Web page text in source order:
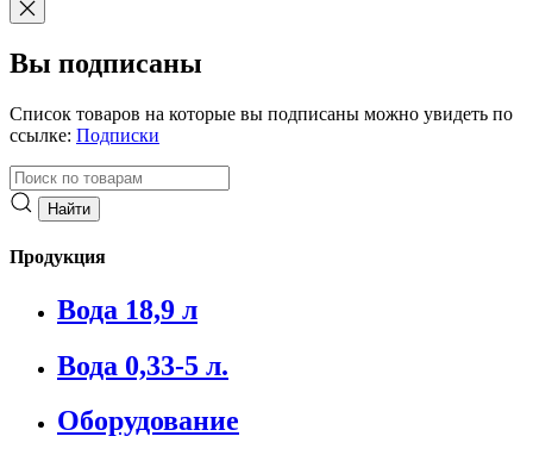
Вы подписаны
Список товаров на которые вы подписаны можно увидеть по
ссылке: Подписки
Продукция
Вода 18,9 л
Вода 0,33-5 л.
Оборудование